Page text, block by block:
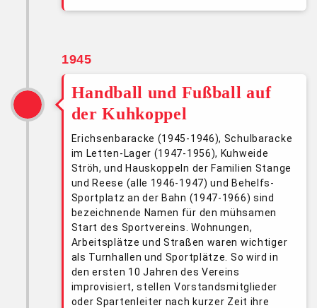
1945
Handball und Fußball auf
der Kuhkoppel
Erichsenbaracke (1945-1946), Schulbaracke
im Letten-Lager (1947-1956), Kuhweide
Ströh, und Hauskoppeln der Familien Stange
und Reese (alle 1946-1947) und Behelfs-
Sportplatz an der Bahn (1947-1966) sind
bezeichnende Namen für den mühsamen
Start des Sportvereins. Wohnungen,
Arbeitsplätze und Straßen waren wichtiger
als Turnhallen und Sportplätze. So wird in
den ersten 10 Jahren des Vereins
improvisiert, stellen Vorstandsmitglieder
oder Spartenleiter nach kurzer Zeit ihre